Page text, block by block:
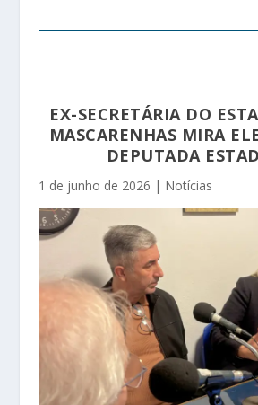
EX-SECRETÁRIA DO
MASCARENHAS MIRA
DEPUTADA
1 de junho de 2026 | Notícias